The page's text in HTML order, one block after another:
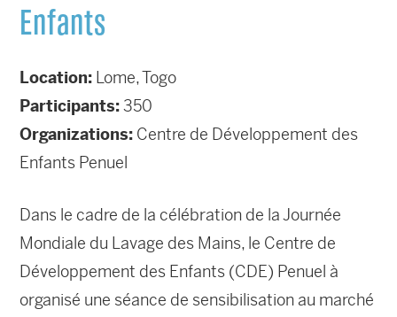
Enfants
Location: Lome, Togo
Participants:350
Organizations: Centre de Développement des
Enfants Penuel
Dans le cadre de la célébration de la Journée
Mondiale du Lavage des Mains, le Centre de
Développement des Enfants (CDE) Penuel à
organisé une séance de sensibilisation au marché